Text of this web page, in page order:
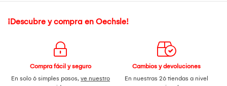
¡Descubre y compra en Oechsle!
Compra fácil y seguro
En solo 6 simples pasos, ve nuestro
Cambios y devoluciones
En nuestras 26 tiendas a nivel